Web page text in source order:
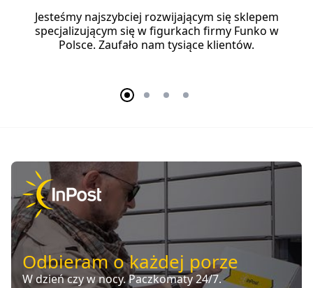
Jesteśmy najszybciej rozwijającym się sklepem
specjalizującym się w figurkach firmy Funko w
Polsce. Zaufało nam tysiące klientów.
Odbieram o każdej porze
W dzień czy w nocy. Paczkomaty 24/7.